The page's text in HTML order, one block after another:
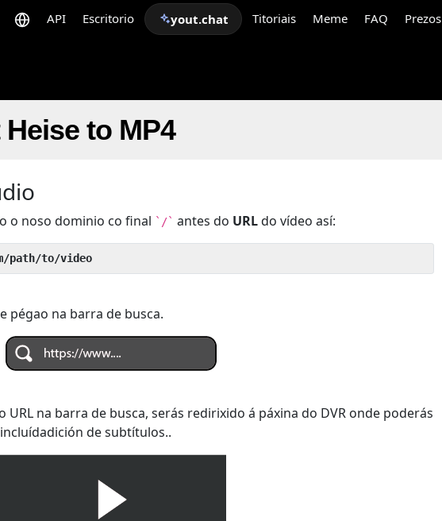
API Escritorio yout.chat Titoriais Meme FAQ Prezos
to MP4
o noso dominio co final `/` antes do URLdo vídeo así:
path/to/video
pégao na barra de busca.
na barra de busca, serás redirixido á páxina do DVR onde poderás
de subtítulos..